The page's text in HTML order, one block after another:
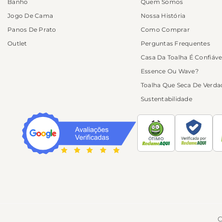
Produtos rosa e
Os tons rosa e rosé
amadeirados. Nesta
Como a seleção inclui
número de peças e
O que você
A seleção inclui toalha
Banho
Jogo De Cama
Panos De Prato
Outlet
Quem Somos
Nossa História
Como Comprar
Perguntas Frequentes
Casa Da Toalha É
Essence Ou Wave?
Toalha Que Seca De
Sustentabilidade
ÓTIMO